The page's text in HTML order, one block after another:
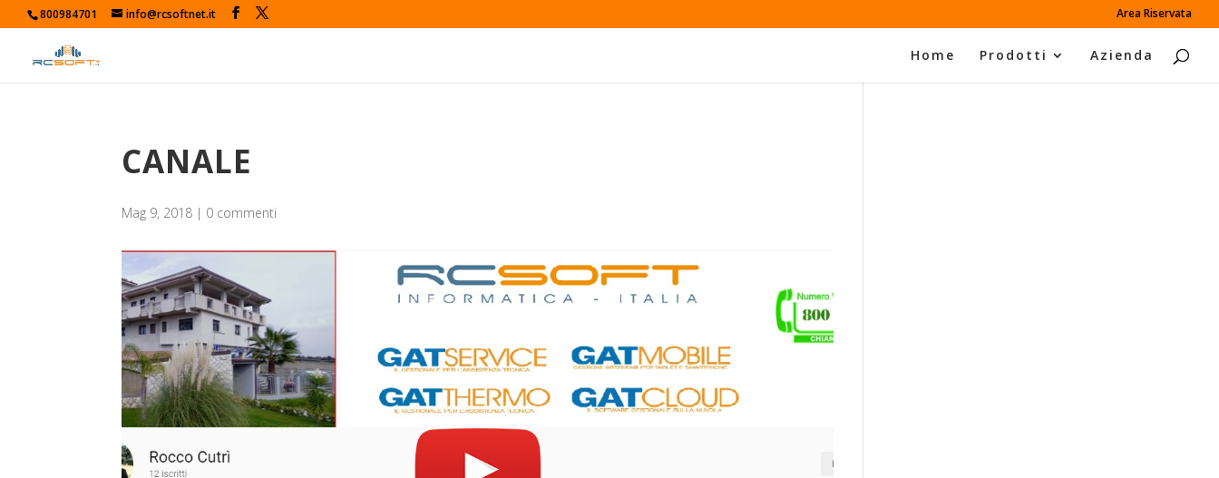
800984701 info@rcsoftnet.it Area Riservata
Home Prodotti Azienda
CANALE
Mag 9, 2018 | 0 commenti